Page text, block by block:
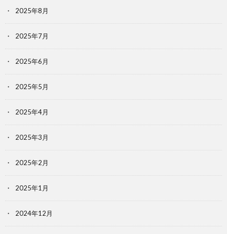
2025年8月
2025年7月
2025年6月
2025年5月
2025年4月
2025年3月
2025年2月
2025年1月
2024年12月